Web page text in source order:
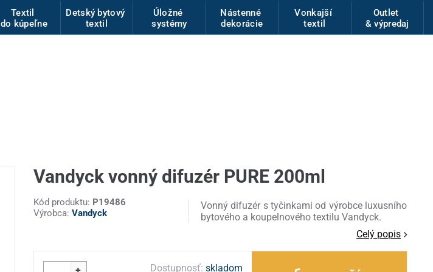
Textil
do kúpeľne
Detský bytový
textil
Úložné
systémy
Nástenné
dekorácie
Vonkajší
textil
Outlet
& výpredaj
Vandyck vonný difuzér PURE 200ml
Kód produktu: P19486
Výrobca: Vandyck
Vonný difuzér s tyčinkami od výrobce luxusního
bytového a koupelnového textilu Vandyck.
Celý popis
Dostupnosť: skladom